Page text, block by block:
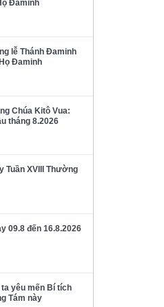
Đaminh
lễ Thánh Đaminh
Đaminh
Chúa Kitô Vua:
tháng 8.2026
Tuần XVIII Thường
09.8 đến 16.8.2026
yêu mến Bí tích
Tám này